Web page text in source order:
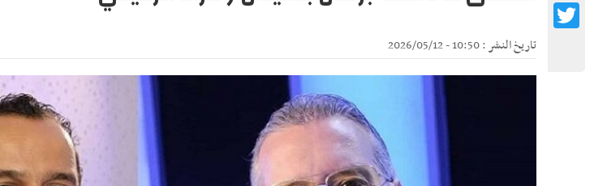
تاريخ النشر : 10:50 - 2026/05/12
Twitter